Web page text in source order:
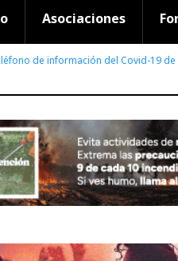
Asociaciones
de información del Covid-19